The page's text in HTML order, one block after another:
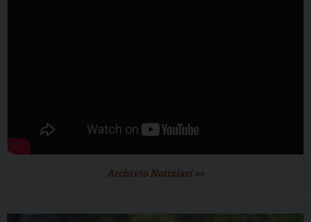
Archivio Notiziari >>